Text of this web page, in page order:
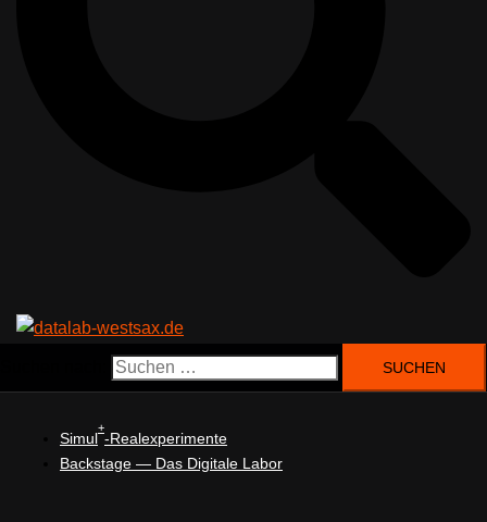
Simul
+
-Realexperimente
Backstage — Das Digitale Labor